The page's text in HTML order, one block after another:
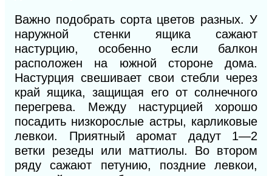
Важно подобрать сорта цветов разных. У
наружной стенки ящика сажают
настурцию, особенно если балкон
расположен на южной стороне дома.
Настурция свешивает свои стебли через
край ящика, защищая его от солнечного
перегрева. Между настурцией хорошо
посадить низкорослые астры, карликовые
левкои. Приятный аромат дадут 1—2
ветки резеды или маттиолы. Во втором
ряду сажают петунию, поздние левкои,